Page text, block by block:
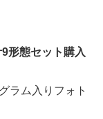
形態セット購入
ラム入りフォト